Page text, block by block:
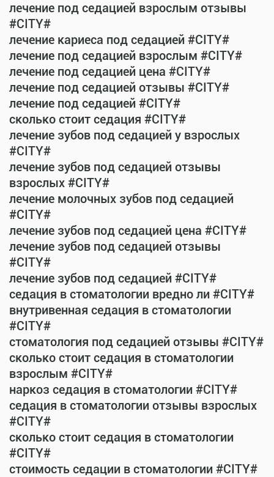
лечение под седацией взрослым отзывы
#CITY#
лечение кариеса под седацией #CITY#
лечение под седацией взрослым #CITY#
лечение под седацией цена #CITY#
лечение под седацией отзывы #CITY#
лечение под седацией #CITY#
сколько стоит седация #CITY#
лечение зубов под седацией у взрослых
#CITY#
лечение зубов под седацией отзывы
взрослых #CITY#
лечение молочных зубов под седацией
#CITY#
лечение зубов под седацией цена #CITY#
лечение зубов под седацией отзывы
#CITY#
лечение зубов под седацией #CITY#
седация в стоматологии вредно ли #CITY#
внутривенная седация в стоматологии
#CITY#
стоматология под седацией отзывы #CITY#
сколько стоит седация в стоматологии
взрослым #CITY#
наркоз седация в стоматологии #CITY#
седация в стоматологии отзывы взрослых
#CITY#
сколько стоит седация в стоматологии
#CITY#
стоимость седации в стоматологии #CITY#